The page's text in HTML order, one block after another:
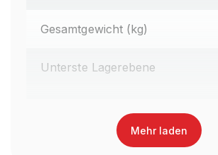
Gesamtgewicht (kg)
Unterste Lagerebene
Oberfläche Kragarme
Mehr laden